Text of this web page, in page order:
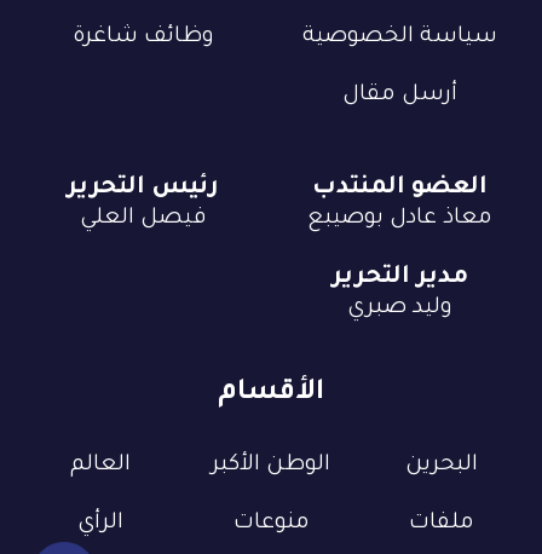
سياسة الخصوصية وظائف شاغرة
أرسل مقال
الأقسام
البحرين الوطن الأكبر العالم
ملفات منوعات الرأي
العضو المنتدب
معاذ عادل بوصيبع
رئيس التحرير
فيصل العلي
مدير التحرير
وليد صبري